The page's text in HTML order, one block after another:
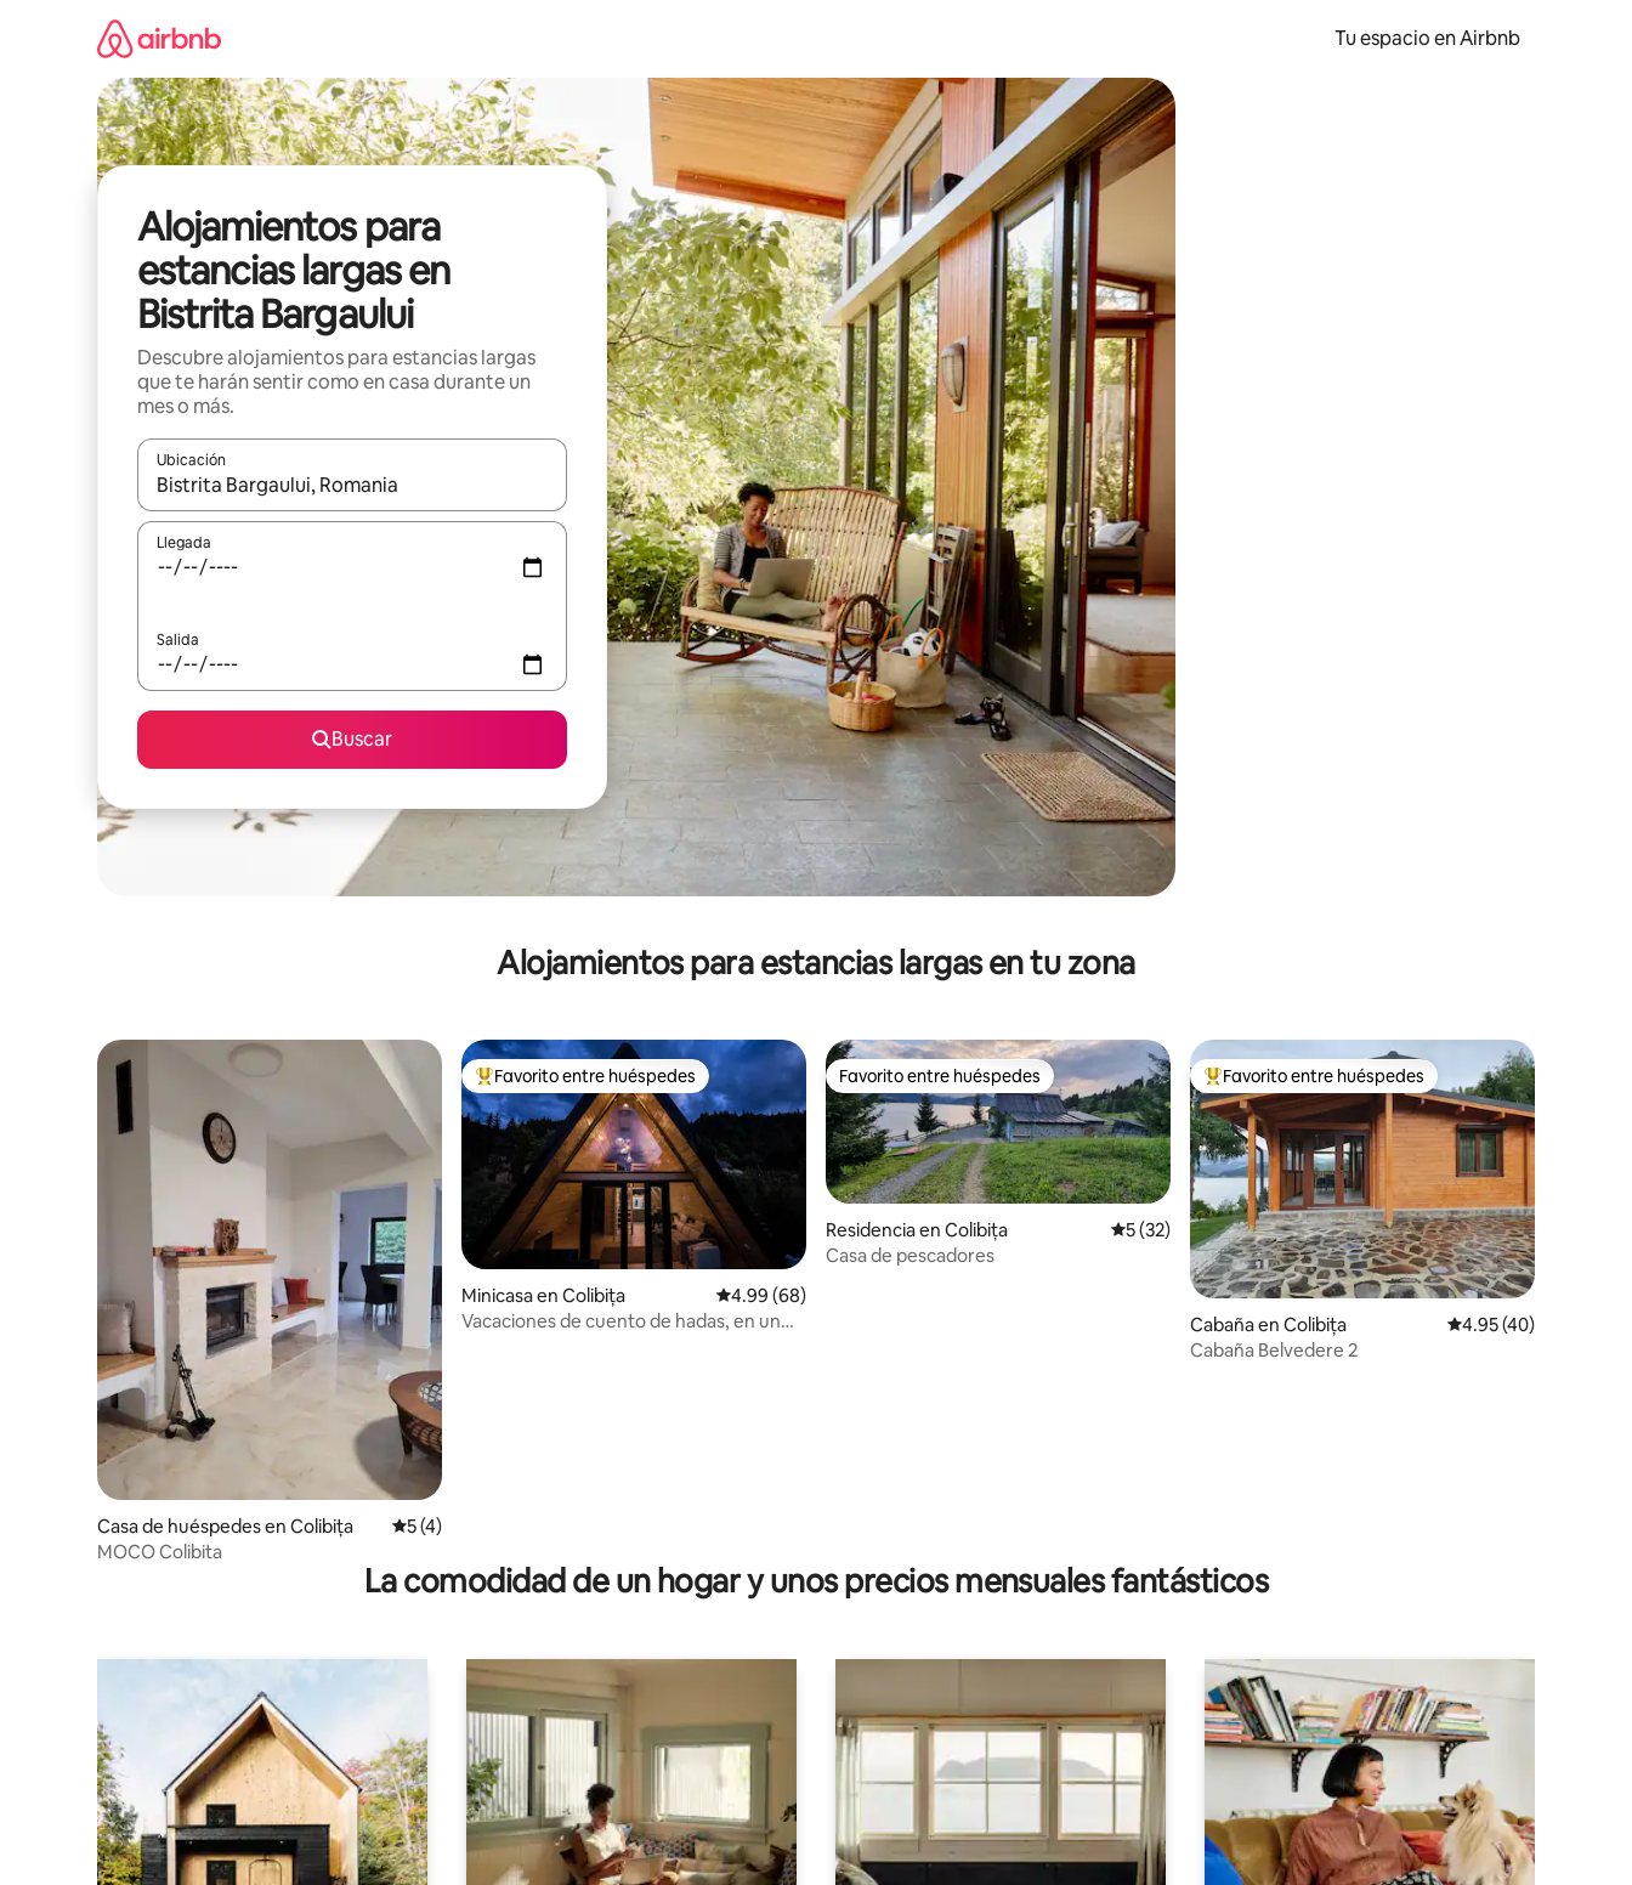
Tu espacio en Airbnb
Alojamientos para
estancias largas en
Bistrita Bargaului
Descubre alojamientos para estancias largas
que te harán sentir como en casa durante un
mes o más.
Ubicación
Cuando los resultados estén disponibles, podrás navegar usando las teclas de las flechas hacia arriba y hacia abajo, o bien tocando y deslizando la pantalla.
Llegada
Salida
Buscar
Alojamientos para estancias largas en tu zona
Casa de huéspedes en Colibița Calificación promedio: 5 de 5; 4 evaluaciones
5 (4)
MOCO Colibita
De los mejores en Favorito entre huéspedes
Favorito entre huéspedes
Minicasa en Colibița Calificación promedio: 4.99 de 5; 68 evaluaciones
4.99 (68)
Vacaciones de cuento de hadas, en un
Favorito entre huéspedes
Favorito entre huéspedes
Residencia en Colibița Calificación promedio: 5 de 5; 32 evaluaciones
5 (32)
Casa de pescadores
De los mejores en Favorito entre huéspedes
Favorito entre huéspedes
Cabaña en Colibița Calificación
4.95 (40)
Cabaña Belvedere 2
La comodidad de un hogar y unos precios mensuales fantásticos